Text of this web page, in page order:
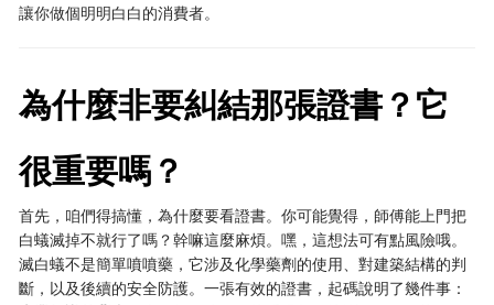
讓你做個明明白白的消費者。
為什麼非要糾結那張證書？它
很重要嗎？
首先，咱們得搞懂，為什麼要看證書。你可能覺得，師傅能上門把
白蟻滅掉不就行了嗎？幹嘛這麼麻煩。嘿，這想法可有點風險哦。
滅白蟻不是簡單噴噴藥，它涉及化學藥劑的使用、對建築結構的判
斷，以及後續的安全防護。一張有效的證書，起碼說明了幾件事：